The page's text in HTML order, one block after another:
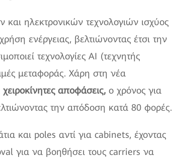
ηλεκτρονικών τεχνολογιών ισχύος
ενέργειας, βελτιώνοντας έτσι την
τεχνολογίες AI (τεχνητής
μεταφοράς. Χάρη στη νέα
χειροκίνητες αποφάσεις, ο χρόνος για
την απόδοση κατά 80 φορές.
και poles αντί για cabinets, έχοντας
για να βοηθήσει τους carriers να